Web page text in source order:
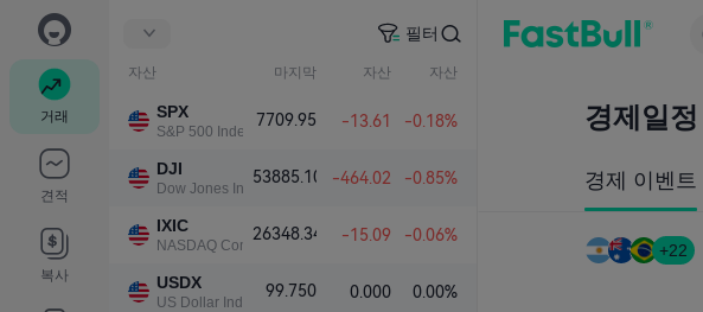
거래
견적
복사
필터
자산 마지막 자산 자산
SPX
S&P 500 Index
7709.95 -13.61 -0.18%
DJI
Dow Jones Industrial Average
53885.10 -464.02 -0.85%
IXIC
NASDAQ Composite Index
26348.34 -15.09 -0.06%
USDX
US Dollar Index
99.750 0.000 0.00%
검색
경제일정
경제 이벤트
+22